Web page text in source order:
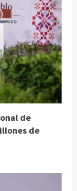
de
de
Day’ y ‘The
un fin de